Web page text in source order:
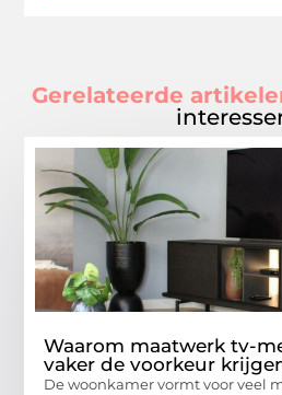
Gerelateerde
Waarom maatwerk tv-
vaker de voorkeur
De woonkamer vormt voor veel